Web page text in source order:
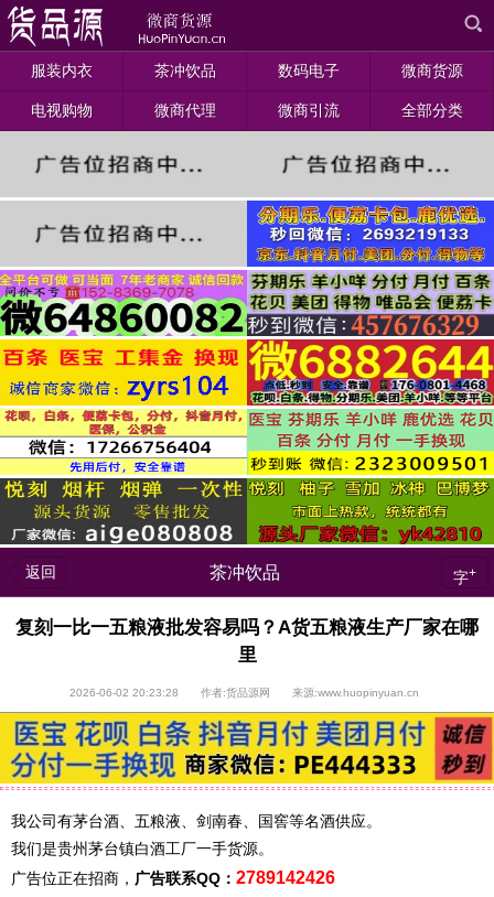
服装内衣 茶冲饮品 数码电子 微商货源
电视购物 微商代理 微商引流 全部分类
返回 茶冲饮品 字+
复刻一比一五粮液批发容易吗？A货五粮液生产厂家在哪
里
2026-06-02 20:23:28 作者:货品源网 来源:www.huopinyuan.cn
我公司有茅台酒、五粮液、剑南春、国窖等名酒供应。
我们是贵州茅台镇白酒工厂一手货源。
广告位正在招商， 广告联系QQ： 2789142426